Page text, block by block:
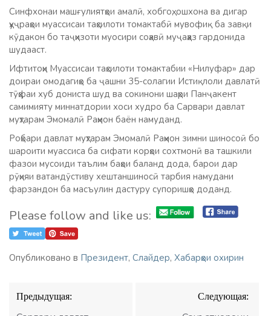
Синфхонаи машғулиятҳои амалӣ, хобгоҳ, ошхона ва дигар
ҳуҷраҳои муассисаи таҳсилоти томактабӣ мувофиқ ба завқи
кӯдакон бо таҷҳизоти муосири соҳавӣ муҷаҳҳаз гардонида
шудааст.
Ифтитоҳи Муассисаи таҳсилоти томактабии «Нилуфар» дар
доираи омодагиҳо ба ҷашни 35-солагии Истиқлоли давлатӣ
тӯҳфаи хуб дониста шуд ва сокинони шаҳри Панҷакент
самимияту миннатдории хоси худро ба Сарвари давлат
муҳтарам Эмомалӣ Раҳмон баён намуданд.
Роҳбари давлат муҳтарам Эмомалӣ Раҳмон зимни шиносоӣ бо
шароити муассиса ба сифати корҳои сохтмонӣ ва ташкили
фазои мусоиди таълим баҳои баланд дода, барои дар
рӯҳияи ватандӯстиву хештаншиносӣ тарбия намудани
фарзандон ба масъулин дастуру супоришҳо доданд.
Please follow and like us:
Опубликовано в Президент, Слайдер, Хабарҳои охирин
Навигация
по
Предыдущая: Следующая: